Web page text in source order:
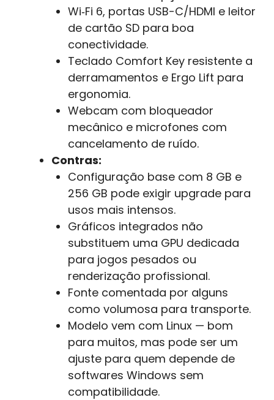
Wi‑Fi 6, portas USB-C/HDMI e leitor
de cartão SD para boa
conectividade.
Teclado Comfort Key resistente a
derramamentos e Ergo Lift para
ergonomia.
Webcam com bloqueador
mecânico e microfones com
cancelamento de ruído.
Contras:
Configuração base com 8 GB e
256 GB pode exigir upgrade para
usos mais intensos.
Gráficos integrados não
substituem uma GPU dedicada
para jogos pesados ou
renderização profissional.
Fonte comentada por alguns
como volumosa para transporte.
Modelo vem com Linux — bom
para muitos, mas pode ser um
ajuste para quem depende de
softwares Windows sem
compatibilidade.